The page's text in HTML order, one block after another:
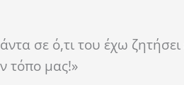
σε ό,τι του έχω ζητήσει
τόπο μας!»